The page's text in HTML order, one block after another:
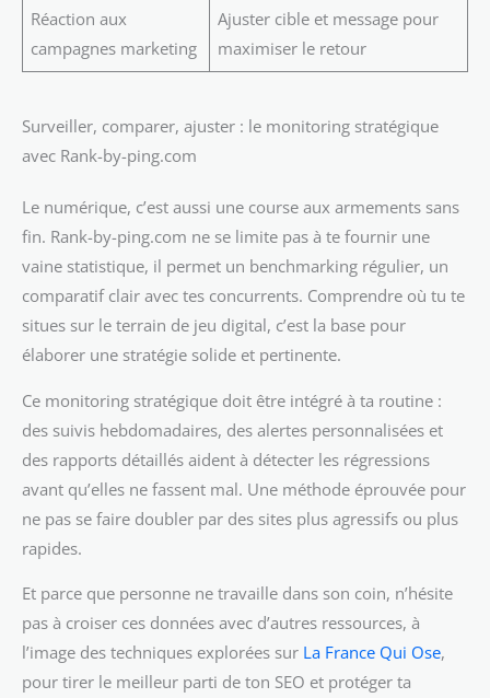
Réaction aux
campagnes marketing
Ajuster cible et message pour
maximiser le retour
Surveiller, comparer, ajuster : le monitoring stratégique
avec Rank-by-ping.com
Le numérique, c’est aussi une course aux armements sans
fin. Rank-by-ping.com ne se limite pas à te fournir une
vaine statistique, il permet un benchmarking régulier, un
comparatif clair avec tes concurrents. Comprendre où tu te
situes sur le terrain de jeu digital, c’est la base pour
élaborer une stratégie solide et pertinente.
Ce monitoring stratégique doit être intégré à ta routine :
des suivis hebdomadaires, des alertes personnalisées et
des rapports détaillés aident à détecter les régressions
avant qu’elles ne fassent mal. Une méthode éprouvée pour
ne pas se faire doubler par des sites plus agressifs ou plus
rapides.
Et parce que personne ne travaille dans son coin, n’hésite
pas à croiser ces données avec d’autres ressources, à
l’image des techniques explorées sur La France Qui Ose,
pour tirer le meilleur parti de ton SEO et protéger ta